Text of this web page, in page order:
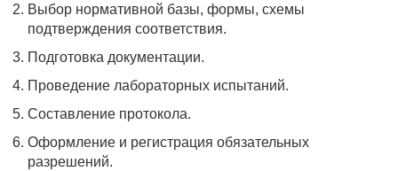
Выбор нормативной базы, формы, схемы
подтверждения соответствия.
Подготовка документации.
Проведение лабораторных испытаний.
Составление протокола.
Оформление и регистрация обязательных
разрешений.